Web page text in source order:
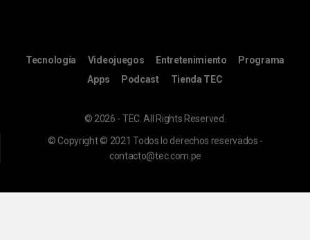
Tecnología Videojuegos Entretenimiento
Programa
Apps
Podcast Tienda TEC
© 2026 - TEC. All Rights Reserved.
© Copyright © 2021 Todos lo derechos reservados -
contacto@tec.com.pe